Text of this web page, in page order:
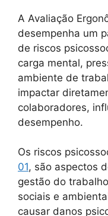
A Avaliação
desempenha um
de riscos
carga mental,
ambiente de
impactar
colaboradores,
desempenho.
Os riscos
01, são aspectos
gestão do
sociais e
causar danos